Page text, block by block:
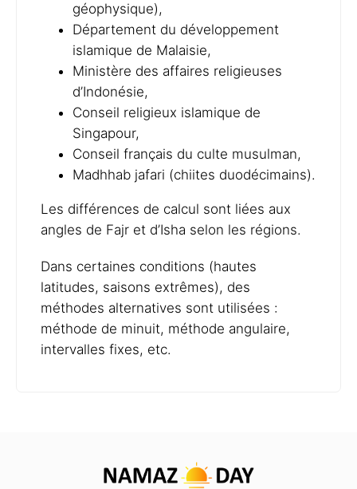
géophysique),
Département du développement
islamique de Malaisie,
Ministère des affaires religieuses
d’Indonésie,
Conseil religieux islamique de
Singapour,
Conseil français du culte musulman,
Madhhab jafari (chiites duodécimains).
Les différences de calcul sont liées aux
angles de Fajr et d’Isha selon les régions.
Dans certaines conditions (hautes
latitudes, saisons extrêmes), des
méthodes alternatives sont utilisées :
méthode de minuit, méthode angulaire,
intervalles fixes, etc.